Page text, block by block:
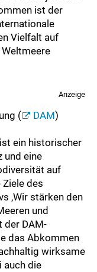
ist der
Vielfalt auf
Anzeige
( DAM)
ein historischer
und eine
auf
Ziele des
‚Wir stärken den
und
der DAM-
das Abkommen
wirksame
auch die